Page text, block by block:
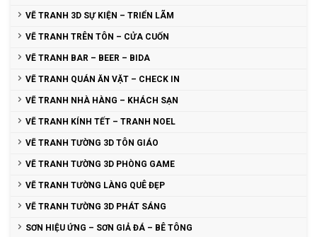
VẼ TRANH 3D SỰ KIỆN – TRIỂN LÃM
VẼ TRANH TRÊN TÔN – CỬA CUỐN
VẼ TRANH BAR – BEER – BIDA
VẼ TRANH QUÁN ĂN VẶT – CHECK IN
VẼ TRANH NHÀ HÀNG – KHÁCH SẠN
VẼ TRANH KÍNH TẾT – TRANH NOEL
VẼ TRANH TƯỜNG 3D TÔN GIÁO
VẼ TRANH TƯỜNG 3D PHÒNG GAME
VẼ TRANH TƯỜNG LÀNG QUÊ ĐẸP
VẼ TRANH TƯỜNG 3D PHÁT SÁNG
SƠN HIỆU ỨNG – SƠN GIẢ ĐÁ – BÊ TÔNG